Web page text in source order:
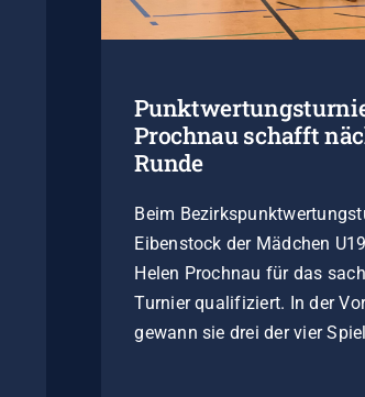
Prochnau schafft
Runde
Beim
Eibenstock der Mädchen
Helen Prochnau für das
Turnier qualifiziert. In der
gewann sie drei der vier